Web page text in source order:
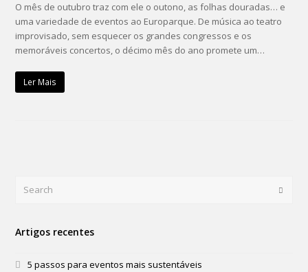
O mês de outubro traz com ele o outono, as folhas douradas… e
uma variedade de eventos ao Europarque. De música ao teatro
improvisado, sem esquecer os grandes congressos e os
memoráveis concertos, o décimo mês do ano promete um…
Ler Mais
Artigos recentes
5 passos para eventos mais sustentáveis